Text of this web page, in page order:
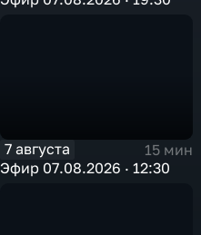
7 августа
15 мин
Эфир 07.08.2026 · 12:30